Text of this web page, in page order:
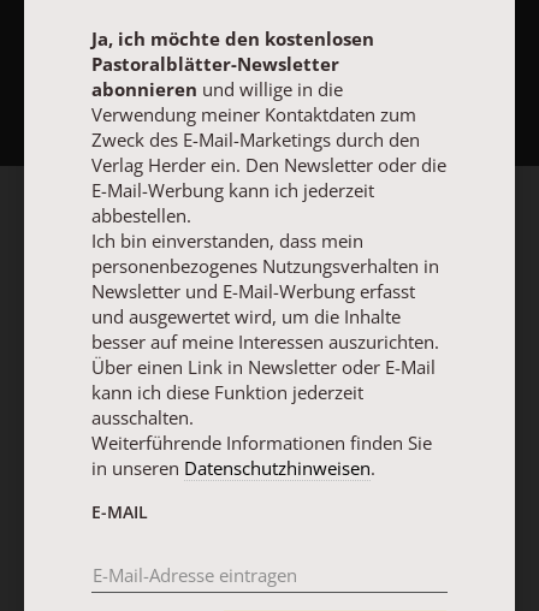
NACH OBEN
Ja, ich möchte den kostenlosen
Pastoralblätter-Newsletter
abonnieren und willige in die
Verwendung meiner Kontaktdaten zum
Zweck des E-Mail-Marketings durch den
Verlag Herder ein. Den Newsletter oder die
E-Mail-Werbung kann ich jederzeit
abbestellen.
Ich bin einverstanden, dass mein
personenbezogenes Nutzungsverhalten in
Newsletter und E-Mail-Werbung erfasst
und ausgewertet wird, um die Inhalte
besser auf meine Interessen auszurichten.
Über einen Link in Newsletter oder E-Mail
kann ich diese Funktion jederzeit
ausschalten.
Weiterführende Informationen finden Sie
in unseren Datenschutzhinweisen.
E-MAIL